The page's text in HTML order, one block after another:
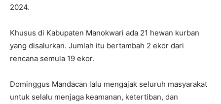
2024.
Khusus di Kabupaten Manokwari ada 21 hewan kurban
yang disalurkan. Jumlah itu bertambah 2 ekor dari
rencana semula 19 ekor.
Dominggus Mandacan lalu mengajak seluruh masyarakat
untuk selalu menjaga keamanan, ketertiban, dan